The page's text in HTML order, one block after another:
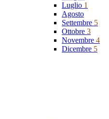
Luglio 1
Agosto
Settembre 5
Ottobre 3
Novembre 4
Dicembre 5